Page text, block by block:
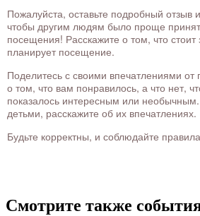
Пожалуйста, оставьте подробный отзыв
чтобы другим людям было проще
посещения! Расскажите о том, что стоит
планирует посещение.
Поделитесь с своими впечатлениями
о том, что вам понравилось, а что нет,
показалось интересным или
детьми, расскажите об их впечатлениях.
Будьте корректны, и соблюдайте
Смотрите также